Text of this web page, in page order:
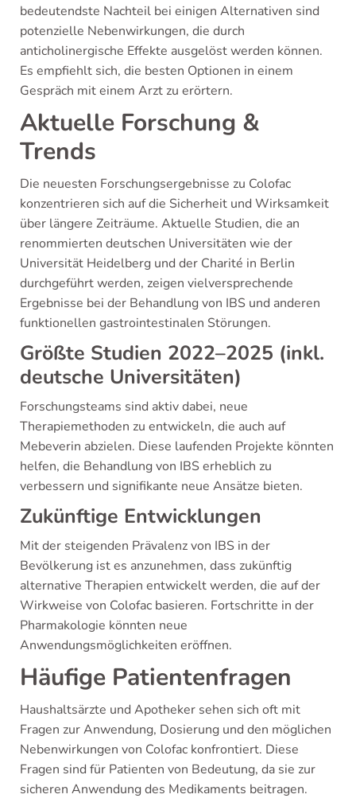
bedeutendste Nachteil bei einigen Alternativen sind
potenzielle Nebenwirkungen, die durch
anticholinergische Effekte ausgelöst werden können.
Es empfiehlt sich, die besten Optionen in einem
Gespräch mit einem Arzt zu erörtern.
Aktuelle Forschung &
Trends
Die neuesten Forschungsergebnisse zu Colofac
konzentrieren sich auf die Sicherheit und Wirksamkeit
über längere Zeiträume. Aktuelle Studien, die an
renommierten deutschen Universitäten wie der
Universität Heidelberg und der Charité in Berlin
durchgeführt werden, zeigen vielversprechende
Ergebnisse bei der Behandlung von IBS und anderen
funktionellen gastrointestinalen Störungen.
Größte Studien 2022–2025 (inkl.
deutsche Universitäten)
Forschungsteams sind aktiv dabei, neue
Therapiemethoden zu entwickeln, die auch auf
Mebeverin abzielen. Diese laufenden Projekte könnten
helfen, die Behandlung von IBS erheblich zu
verbessern und signifikante neue Ansätze bieten.
Zukünftige Entwicklungen
Mit der steigenden Prävalenz von IBS in der
Bevölkerung ist es anzunehmen, dass zukünftig
alternative Therapien entwickelt werden, die auf der
Wirkweise von Colofac basieren. Fortschritte in der
Pharmakologie könnten neue
Anwendungsmöglichkeiten eröffnen.
Häufige Patientenfragen
Haushaltsärzte und Apotheker sehen sich oft mit
Fragen zur Anwendung, Dosierung und den möglichen
Nebenwirkungen von Colofac konfrontiert. Diese
Fragen sind für Patienten von Bedeutung, da sie zur
sicheren Anwendung des Medikaments beitragen.